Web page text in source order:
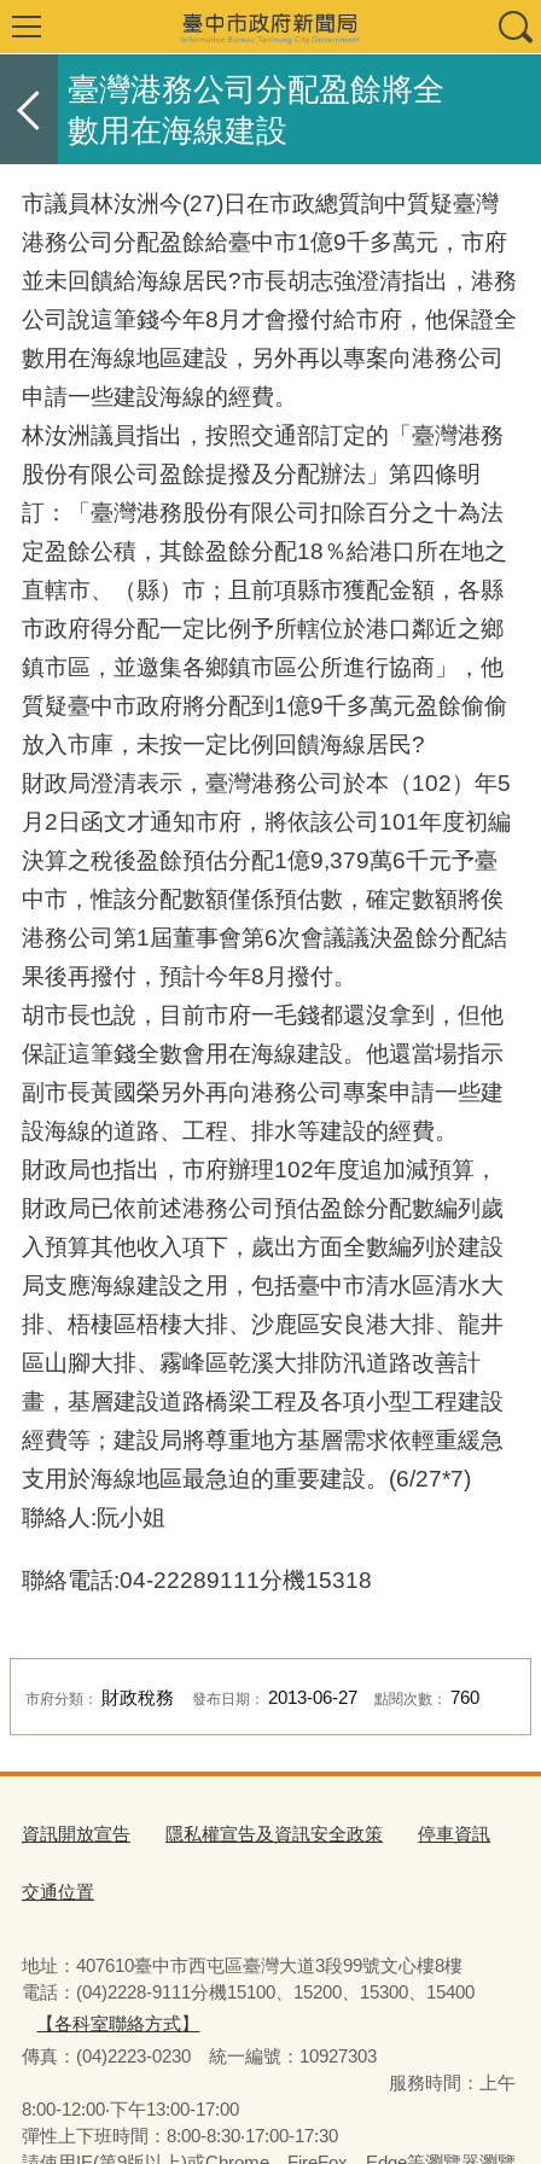
臺灣港務公司分配盈餘將全
數用在海線建設
市議員林汝洲今(27)日在市政總質詢中質疑臺灣
港務公司分配盈餘給臺中市1億9千多萬元，市府
並未回饋給海線居民?市長胡志強澄清指出，港務
公司說這筆錢今年8月才會撥付給市府，他保證全
數用在海線地區建設，另外再以專案向港務公司
申請一些建設海線的經費。
林汝洲議員指出，按照交通部訂定的「臺灣港務
股份有限公司盈餘提撥及分配辦法」第四條明
訂：「臺灣港務股份有限公司扣除百分之十為法
定盈餘公積，其餘盈餘分配18％給港口所在地之
直轄市、（縣）市；且前項縣市獲配金額，各縣
市政府得分配一定比例予所轄位於港口鄰近之鄉
鎮市區，並邀集各鄉鎮市區公所進行協商」，他
質疑臺中市政府將分配到1億9千多萬元盈餘偷偷
放入市庫，未按一定比例回饋海線居民?
財政局澄清表示，臺灣港務公司於本（102）年5
月2日函文才通知市府，將依該公司101年度初編
決算之稅後盈餘預估分配1億9,379萬6千元予臺
中市，惟該分配數額僅係預估數，確定數額將俟
港務公司第1屆董事會第6次會議議決盈餘分配結
果後再撥付，預計今年8月撥付。
胡市長也說，目前市府一毛錢都還沒拿到，但他
保証這筆錢全數會用在海線建設。他還當場指示
副市長黃國榮另外再向港務公司專案申請一些建
設海線的道路、工程、排水等建設的經費。
財政局也指出，市府辦理102年度追加減預算，
財政局已依前述港務公司預估盈餘分配數編列歲
入預算其他收入項下，歲出方面全數編列於建設
局支應海線建設之用，包括臺中市清水區清水大
排、梧棲區梧棲大排、沙鹿區安良港大排、龍井
區山腳大排、霧峰區乾溪大排防汛道路改善計
畫，基層建設道路橋梁工程及各項小型工程建設
經費等；建設局將尊重地方基層需求依輕重緩急
支用於海線地區最急迫的重要建設。(6/27*7)
聯絡人:阮小姐
聯絡電話:04-22289111分機15318
市府分類： 財政稅務 發布日期： 2013-06-27 點閱次數： 760
資訊開放宣告 隱私權宣告及資訊安全政策 停車資訊
交通位置
地址：407610臺中市西屯區臺灣大道3段99號文心樓8樓
電話：(04)2228-9111分機15100、15200、15300、15400
【各科室聯絡方式】
傳真：(04)2223-0230 統一編號 ： 10927303
服務時間：上午
8:00-12:00‧下午13:00-17:00
彈性上下班時間：8:00-8:30‧17:00-17:30